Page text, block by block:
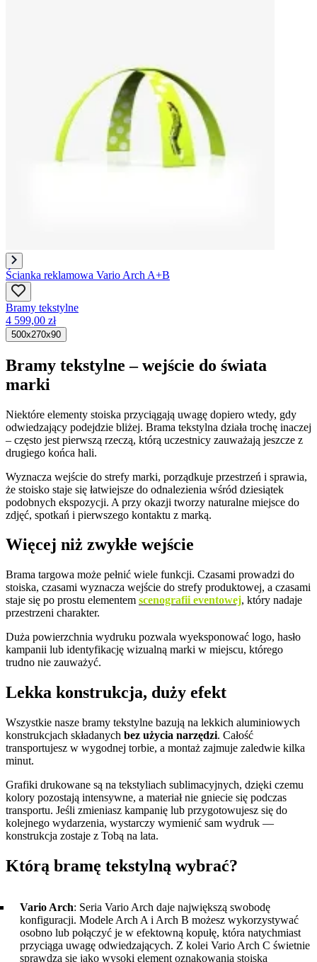
Ścianka reklamowa Vario Arch A+B
Bramy tekstylne
4 599,00 zł
500x270x90
Bramy tekstylne – wejście do świata
marki
Niektóre elementy stoiska przyciągają uwagę dopiero wtedy, gdy
odwiedzający podejdzie bliżej. Brama tekstylna działa trochę inaczej
– często jest pierwszą rzeczą, którą uczestnicy zauważają jeszcze z
drugiego końca hali.
Wyznacza wejście do strefy marki, porządkuje przestrzeń i sprawia,
że stoisko staje się łatwiejsze do odnalezienia wśród dziesiątek
podobnych ekspozycji. A przy okazji tworzy naturalne miejsce do
zdjęć, spotkań i pierwszego kontaktu z marką.
Więcej niż zwykłe wejście
Brama targowa może pełnić wiele funkcji. Czasami prowadzi do
stoiska, czasami wyznacza wejście do strefy produktowej, a czasami
staje się po prostu elementem scenografii eventowej, który nadaje
przestrzeni charakter.
Duża powierzchnia wydruku pozwala wyeksponować logo, hasło
kampanii lub identyfikację wizualną marki w miejscu, którego
trudno nie zauważyć.
Lekka konstrukcja, duży efekt
Wszystkie nasze bramy tekstylne bazują na lekkich aluminiowych
konstrukcjach składanych bez użycia narzędzi. Całość
transportujesz w wygodnej torbie, a montaż zajmuje zaledwie kilka
minut.
Grafiki drukowane są na tekstyliach sublimacyjnych, dzięki czemu
kolory pozostają intensywne, a materiał nie gniecie się podczas
transportu. Jeśli zmieniasz kampanię lub przygotowujesz się do
kolejnego wydarzenia, wystarczy wymienić sam wydruk —
konstrukcja zostaje z Tobą na lata.
Którą bramę tekstylną wybrać?
Vario Arch: Seria Vario Arch daje największą swobodę
konfiguracji. Modele Arch A i Arch B możesz wykorzystywać
osobno lub połączyć je w efektowną kopułę, która natychmiast
przyciąga uwagę odwiedzających. Z kolei Vario Arch C świetnie
sprawdza się jako wysoki element oznakowania stoiska